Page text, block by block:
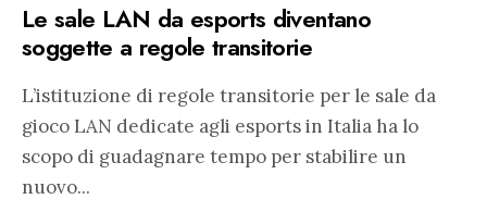
Le sale LAN da esports diventano
soggette a regole transitorie
L’istituzione di regole transitorie per le sale da
gioco LAN dedicate agli esports in Italia ha lo
scopo di guadagnare tempo per stabilire un
nuovo...